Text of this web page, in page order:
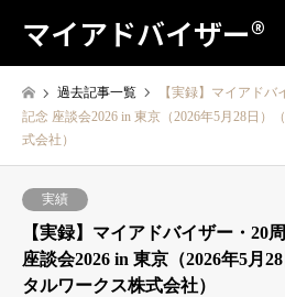
マイアドバイザー®
過去記事一覧
【実録】マイアド
記念 座談会2026 in 東京（2026年5月28日）
式会社）
実績
【実録】マイアドバイザー・20
座談会2026 in 東京（2026年5月
タルワークス株式会社）